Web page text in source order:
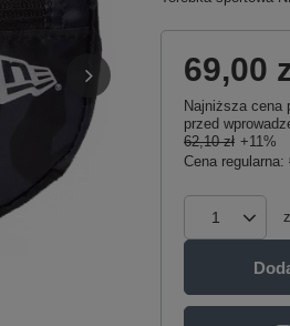
69,00
Najniższa cena
przed
62,10 zł +11%
Cena regularna:
z